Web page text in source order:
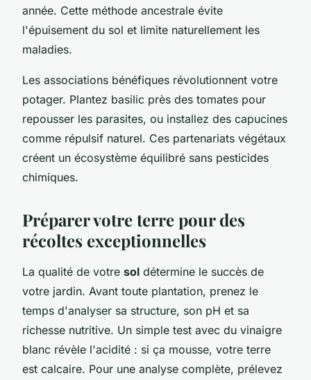
année. Cette méthode ancestrale évite
l'épuisement du sol et limite naturellement les
maladies.
Les associations bénéfiques révolutionnent votre
potager. Plantez basilic près des tomates pour
repousser les parasites, ou installez des capucines
comme répulsif naturel. Ces partenariats végétaux
créent un écosystème équilibré sans pesticides
chimiques.
Préparer votre terre pour des
récoltes exceptionnelles
La qualité de votre sol détermine le succès de
votre jardin. Avant toute plantation, prenez le
temps d'analyser sa structure, son pH et sa
richesse nutritive. Un simple test avec du vinaigre
blanc révèle l'acidité : si ça mousse, votre terre
est calcaire. Pour une analyse complète, prélevez